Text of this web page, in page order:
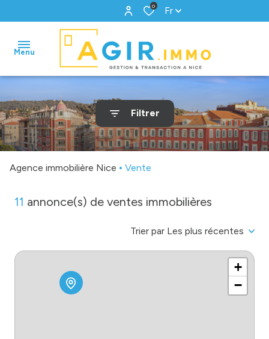
0 Fr
Menu
accueil
ventes
biens
estimation
MONGARAGENVILLE
Filtrer
Agence immobilière Nice Vente
11 annonce(s) de ventes immobilières
Trier par Les plus récentes
+
−